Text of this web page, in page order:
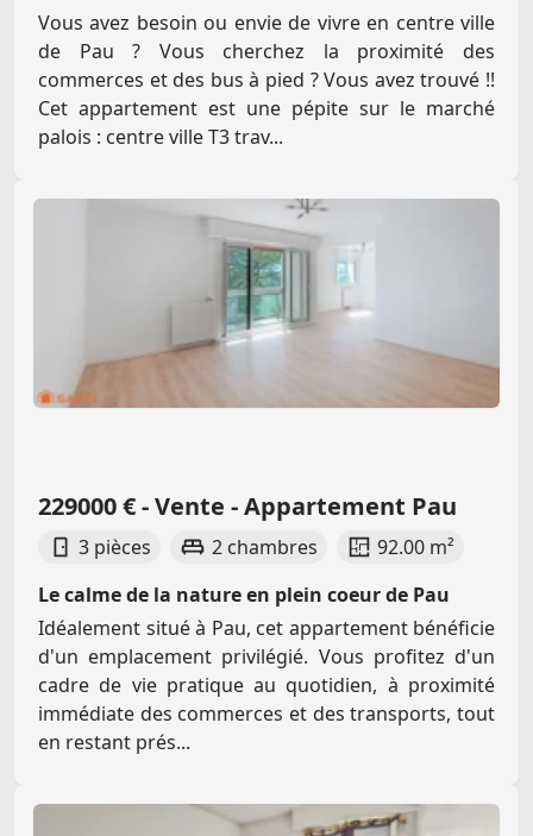
Vous avez besoin ou envie de vivre en centre ville
de Pau ? Vous cherchez la proximité des
commerces et des bus à pied ? Vous avez trouvé !!
Cet appartement est une pépite sur le marché
palois : centre ville T3 trav...
229000 € - Vente - Appartement Pau
3 pièces 2 chambres
92.00 m²
Le calme de la nature en plein coeur de Pau
Idéalement situé à Pau, cet appartement bénéficie
d'un emplacement privilégié. Vous profitez d'un
cadre de vie pratique au quotidien, à proximité
immédiate des commerces et des transports, tout
en restant prés...